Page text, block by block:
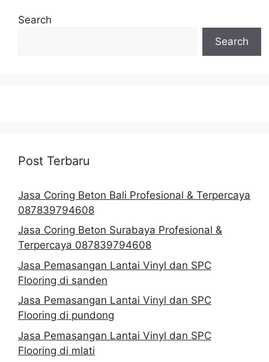
Search
Search
Post Terbaru
Jasa Coring Beton Bali Profesional & Terpercaya
087839794608
Jasa Coring Beton Surabaya Profesional &
Terpercaya 087839794608
Jasa Pemasangan Lantai Vinyl dan SPC
Flooring di sanden
Jasa Pemasangan Lantai Vinyl dan SPC
Flooring di pundong
Jasa Pemasangan Lantai Vinyl dan SPC
Flooring di mlati